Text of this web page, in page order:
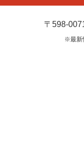
〒598-
※最新